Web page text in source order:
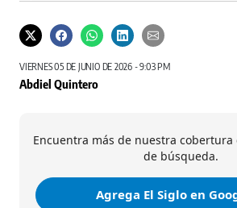
VIERNES 05 DE JUNIO DE 2026 - 9:03 PM
Abdiel Quintero
Encuentra más de nuestra cobertura
de búsqueda.
Agrega El Siglo en